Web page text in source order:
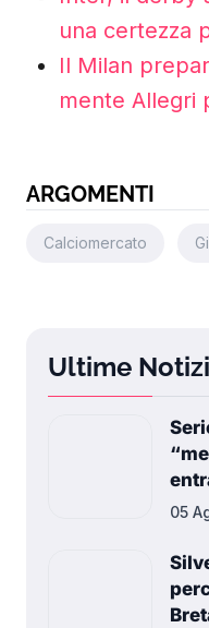
una certezza
Il Milan
mente Allegri
ARGOMENTI
Calciomercato
Ultime
05